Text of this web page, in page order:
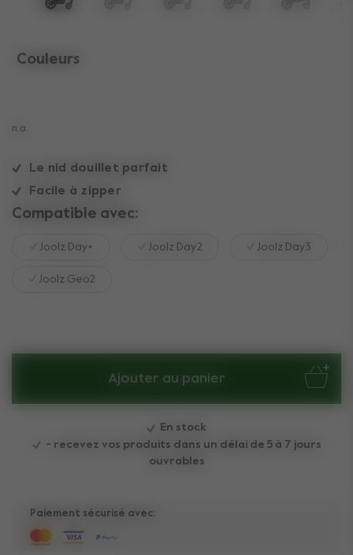
Le nid douillet parfait
Facile à zipper
Couleurs
n.a.
Compatible avec:
Joolz Day+ Joolz Day2 Joolz Day3
Joolz Geo2
Ajouter au panier
En stock
- recevez vos produits dans un délai de 5 à 7 jours
ouvrables
Paiement sécurisé avec: